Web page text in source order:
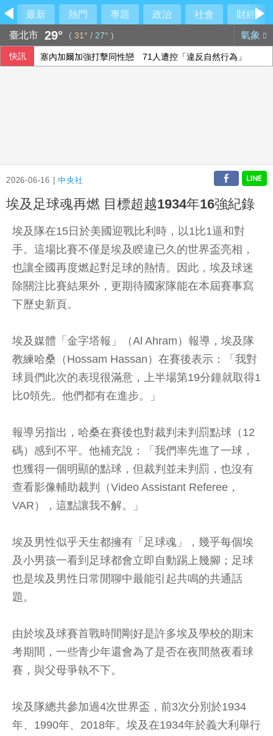
最新 熱門 專題 政治 社會
財經
臺北市 29° ( 31° / 27° ) 氣象
快訊 塞內加爾加強打擊同性戀 71人遭控「違反自然行為」
2026-06-16 |中央社
埃及足球魂再燃 目標超越1934年16強紀錄
埃及隊在15日於美國迎戰比利時，以1比1逼和對
手。這場比賽不僅是埃及睽違已久的世界盃亮相，
也讓全國再度燃起對足球的熱情。因此，埃及球迷
除關注比賽結果外，更期待國家隊能在本屆賽事寫
下歷史新頁。
埃及媒體「金字塔報」（Al Ahram）報導，埃及隊
教練哈桑（Hossam Hassan）在賽後表示：「我對
球員們此次的表現很滿意，上半場第19分鐘就取得1
比0領先。他們都有在進步。」
報導另指出，哈桑在賽後也對裁判未判罰點球（12
碼）感到不平。他補充說：「我們率先進了一球，
也獲得一個明顯的點球，但裁判並未判罰，也沒有
查看影像輔助裁判（Video Assistant Referee，
VAR），這點讓我不解。」
埃及男性似乎天生都擁有「足球魂」，幾乎每個埃
及小男孩一看到足球都會立即自動踢上幾腳；足球
也是埃及男性日常閒聊中最能引起共鳴的共通話
題。
由於埃及球賽首戰時間剛好是許多埃及學校的期末
考期間，一些青少年還會為了是否在夜間熬夜看球
賽，與父母爭執不下。
埃及隊總共參加過4次世界盃，前3次分別於1934
年、1990年、2018年。埃及在1934年於義大利舉行